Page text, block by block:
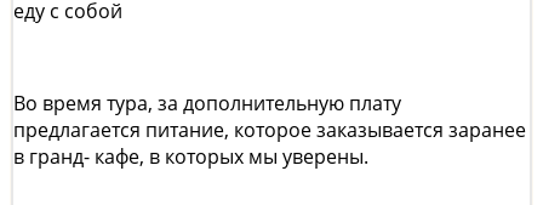
еду с собой
Во время тура, за дополнительную плату
предлагается питание, которое заказывается заранее
в гранд- кафе, в которых мы уверены.